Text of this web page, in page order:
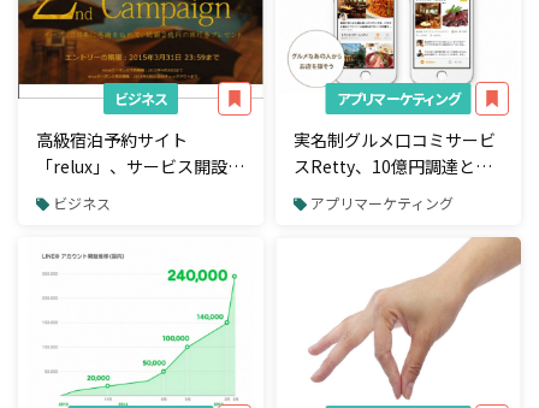
ビジネス
高級宿泊予約サイト
「relux」、サービス開設2
周年キャンペーン開始
ビジネス
アプリマーケティング
実名制グルメ口コミサービ
スRetty、10億円調達と
iPhoneアプリの大幅リニュ
アプリマーケティング